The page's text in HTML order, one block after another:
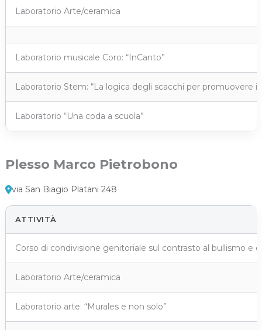
Laboratorio Arte/ceramica
Laboratorio musicale Coro: “InCanto”
Laboratorio Stem: “La logica degli scacchi per promuovere
Laboratorio “Una coda a scuola”
Plesso Marco Pietrobono
via San Biagio Platani 248
ATTIVITÀ
Corso di condivisione genitoriale sul contrasto al bullismo e
Laboratorio Arte/ceramica
Laboratorio arte: “Murales e non solo”